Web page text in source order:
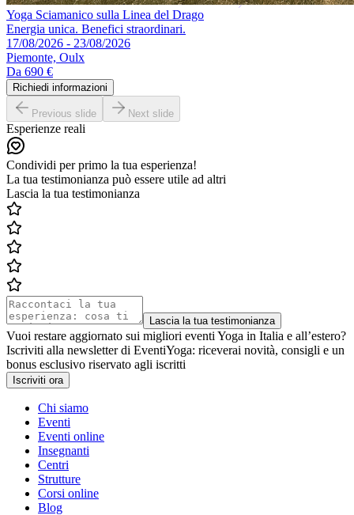
Yoga Sciamanico sulla Linea del Drago
Energia unica. Benefici straordinari.
17/08/2026 - 23/08/2026
Piemonte, Oulx
Da 690 €
Richiedi informazioni
Previous slide Next slide
Esperienze reali
Condividi per primo la tua esperienza!
La tua testimonianza può essere utile ad altri
Lascia la tua testimonianza
Lascia la tua testimonianza
Vuoi restare aggiornato sui migliori eventi Yoga in Italia e all’estero?
Iscriviti alla newsletter di EventiYoga: riceverai novità, consigli e un
bonus esclusivo riservato agli iscritti
Iscriviti ora
Chi siamo
Eventi
Eventi online
Insegnanti
Centri
Strutture
Corsi online
Blog